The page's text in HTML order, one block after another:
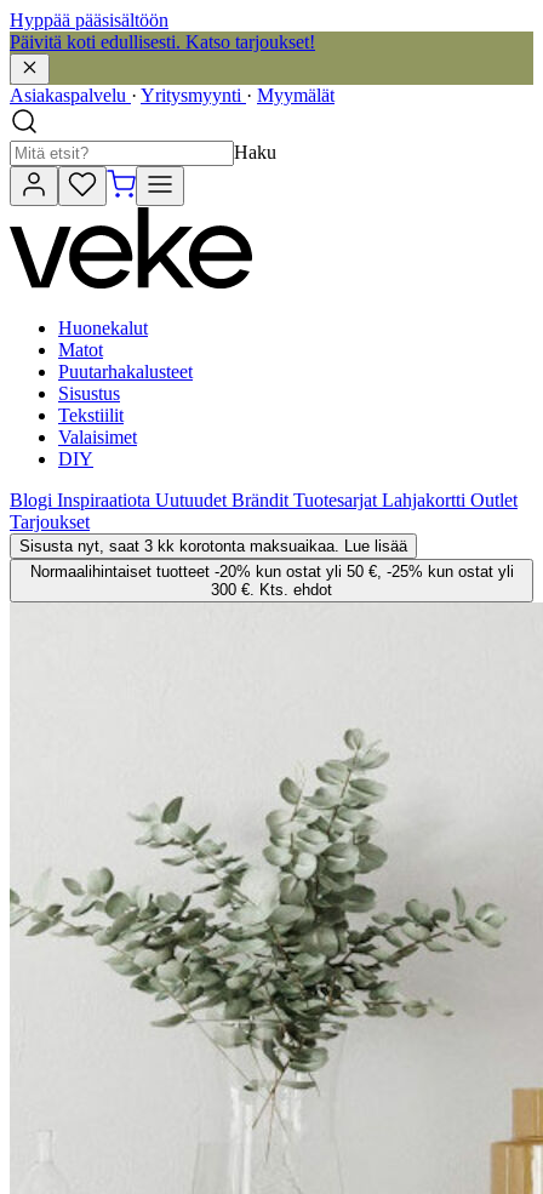
Hyppää pääsisältöön
Päivitä koti edullisesti. Katso tarjoukset!
Asiakaspalvelu · Yritysmyynti · Myymälät
Haku
Huonekalut
Matot
Puutarhakalusteet
Sisustus
Tekstiilit
Valaisimet
DIY
Blogi Inspiraatiota Uutuudet Brändit Tuotesarjat Lahjakortti Outlet
Tarjoukset
Sisusta nyt, saat 3 kk korotonta maksuaikaa. Lue lisää
Normaalihintaiset tuotteet -20% kun ostat yli 50 €, -25% kun ostat yli
300 €. Kts. ehdot